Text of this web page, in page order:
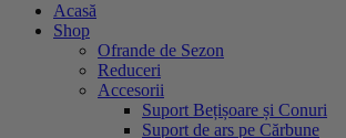
Acasă
Shop
Ofrande de Sezon
Reduceri
Accesorii
Suport Bețișoare și Conuri
Suport de ars pe Cărbune